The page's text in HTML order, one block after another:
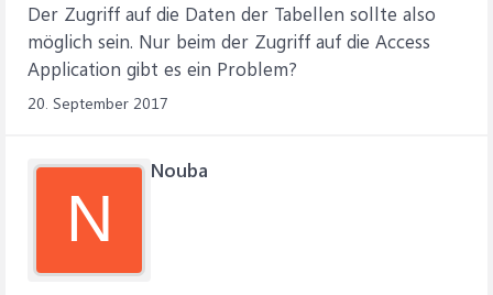
Der Zugriff auf die Daten der Tabellen sollte also
möglich sein. Nur beim der Zugriff auf die Access
Application gibt es ein Problem?
20. September 2017
N
Nouba